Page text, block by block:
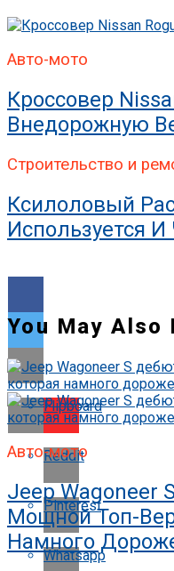
Авто-мото
Кроссовер
Внедорожную
Строительство и
Ксилоловый
Используется
Flipboard
Reddit
Pinterest
Whatsapp
You May Also
Авто-мото
Jeep Wagoneer
Мощной Топ-
Намного